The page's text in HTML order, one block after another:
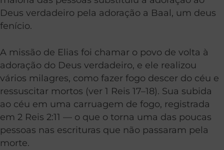
Deus verdadeiro pela adoração a Baal, um deus
fenício.
A missão de Elias foi chamar o povo de volta à
adoração do Deus verdadeiro, e ele realizou
vários milagres, como fazer fogo descer do céu e
ressuscitar mortos (ver 1 Reis 17–18). Sua subida
ao céu em uma carruagem de fogo, registrada
em 2 Reis 2:11 — o que o torna uma das poucas
pessoas nas escrituras que não passaram pela
morte.